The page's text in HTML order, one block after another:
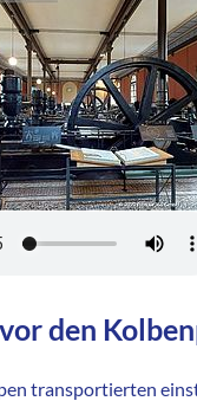
den
transportierten